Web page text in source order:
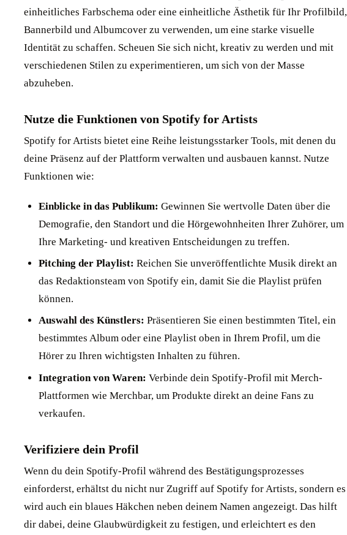
einheitliches Farbschema oder eine einheitliche Ästhetik für Ihr Profilbild,
Bannerbild und Albumcover zu verwenden, um eine starke visuelle
Identität zu schaffen. Scheuen Sie sich nicht, kreativ zu werden und mit
verschiedenen Stilen zu experimentieren, um sich von der Masse
abzuheben.
Nutze die Funktionen von Spotify for Artists
Spotify for Artists bietet eine Reihe leistungsstarker Tools, mit denen du
deine Präsenz auf der Plattform verwalten und ausbauen kannst. Nutze
Funktionen wie:
Einblicke in das Publikum: Gewinnen Sie wertvolle Daten über die
Demografie, den Standort und die Hörgewohnheiten Ihrer Zuhörer, um
Ihre Marketing- und kreativen Entscheidungen zu treffen.
Pitching der Playlist: Reichen Sie unveröffentlichte Musik direkt an
das Redaktionsteam von Spotify ein, damit Sie die Playlist prüfen
können.
Auswahl des Künstlers: Präsentieren Sie einen bestimmten Titel, ein
bestimmtes Album oder eine Playlist oben in Ihrem Profil, um die
Hörer zu Ihren wichtigsten Inhalten zu führen.
Integration von Waren: Verbinde dein Spotify-Profil mit Merch-
Plattformen wie Merchbar, um Produkte direkt an deine Fans zu
verkaufen.
Verifiziere dein Profil
Wenn du dein Spotify-Profil während des Bestätigungsprozesses
einforderst, erhältst du nicht nur Zugriff auf Spotify for Artists, sondern es
wird auch ein blaues Häkchen neben deinem Namen angezeigt. Das hilft
dir dabei, deine Glaubwürdigkeit zu festigen, und erleichtert es den